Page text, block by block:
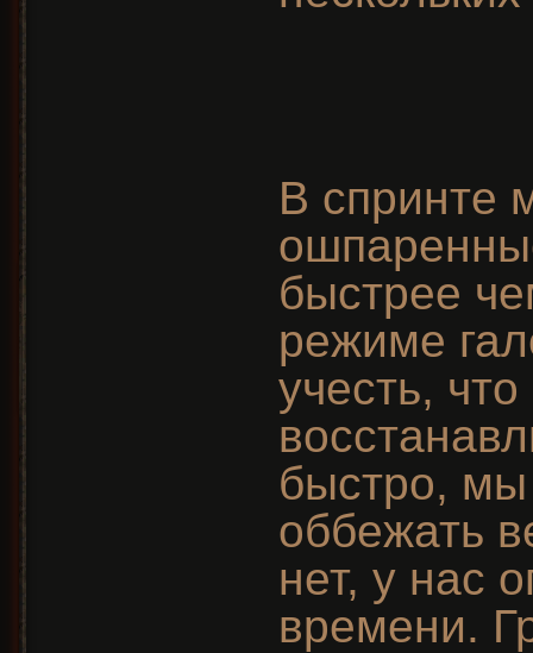
В спринте
быстрее
режиме
учесть,
быстро,
оббежать
нет, у нас
времени.